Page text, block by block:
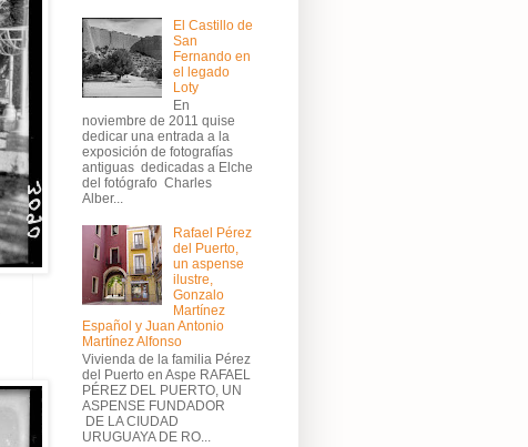
El Castillo de
San
Fernando en
el legado
Loty
En
noviembre de 2011 quise
dedicar una entrada a la
exposición de fotografías
antiguas dedicadas a Elche
del fotógrafo Charles
Alber...
Rafael Pérez
del Puerto,
un aspense
ilustre,
Gonzalo
Martínez
Español y Juan Antonio
Martínez Alfonso
Vivienda de la familia Pérez
del Puerto en Aspe RAFAEL
PÉREZ DEL PUERTO, UN
ASPENSE FUNDADOR
DE LA CIUDAD
URUGUAYA DE RO...